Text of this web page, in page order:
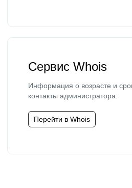
Сервис Whois
Информация о возрасте и
контакты администратора.
Перейти в Whois